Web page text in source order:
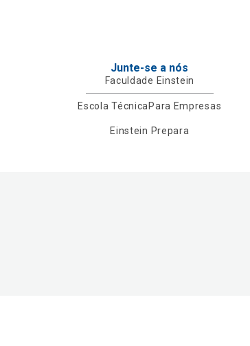
Junte-se a nós
Faculdade Einstein
Escola TécnicaPara Empresas
Einstein Prepara